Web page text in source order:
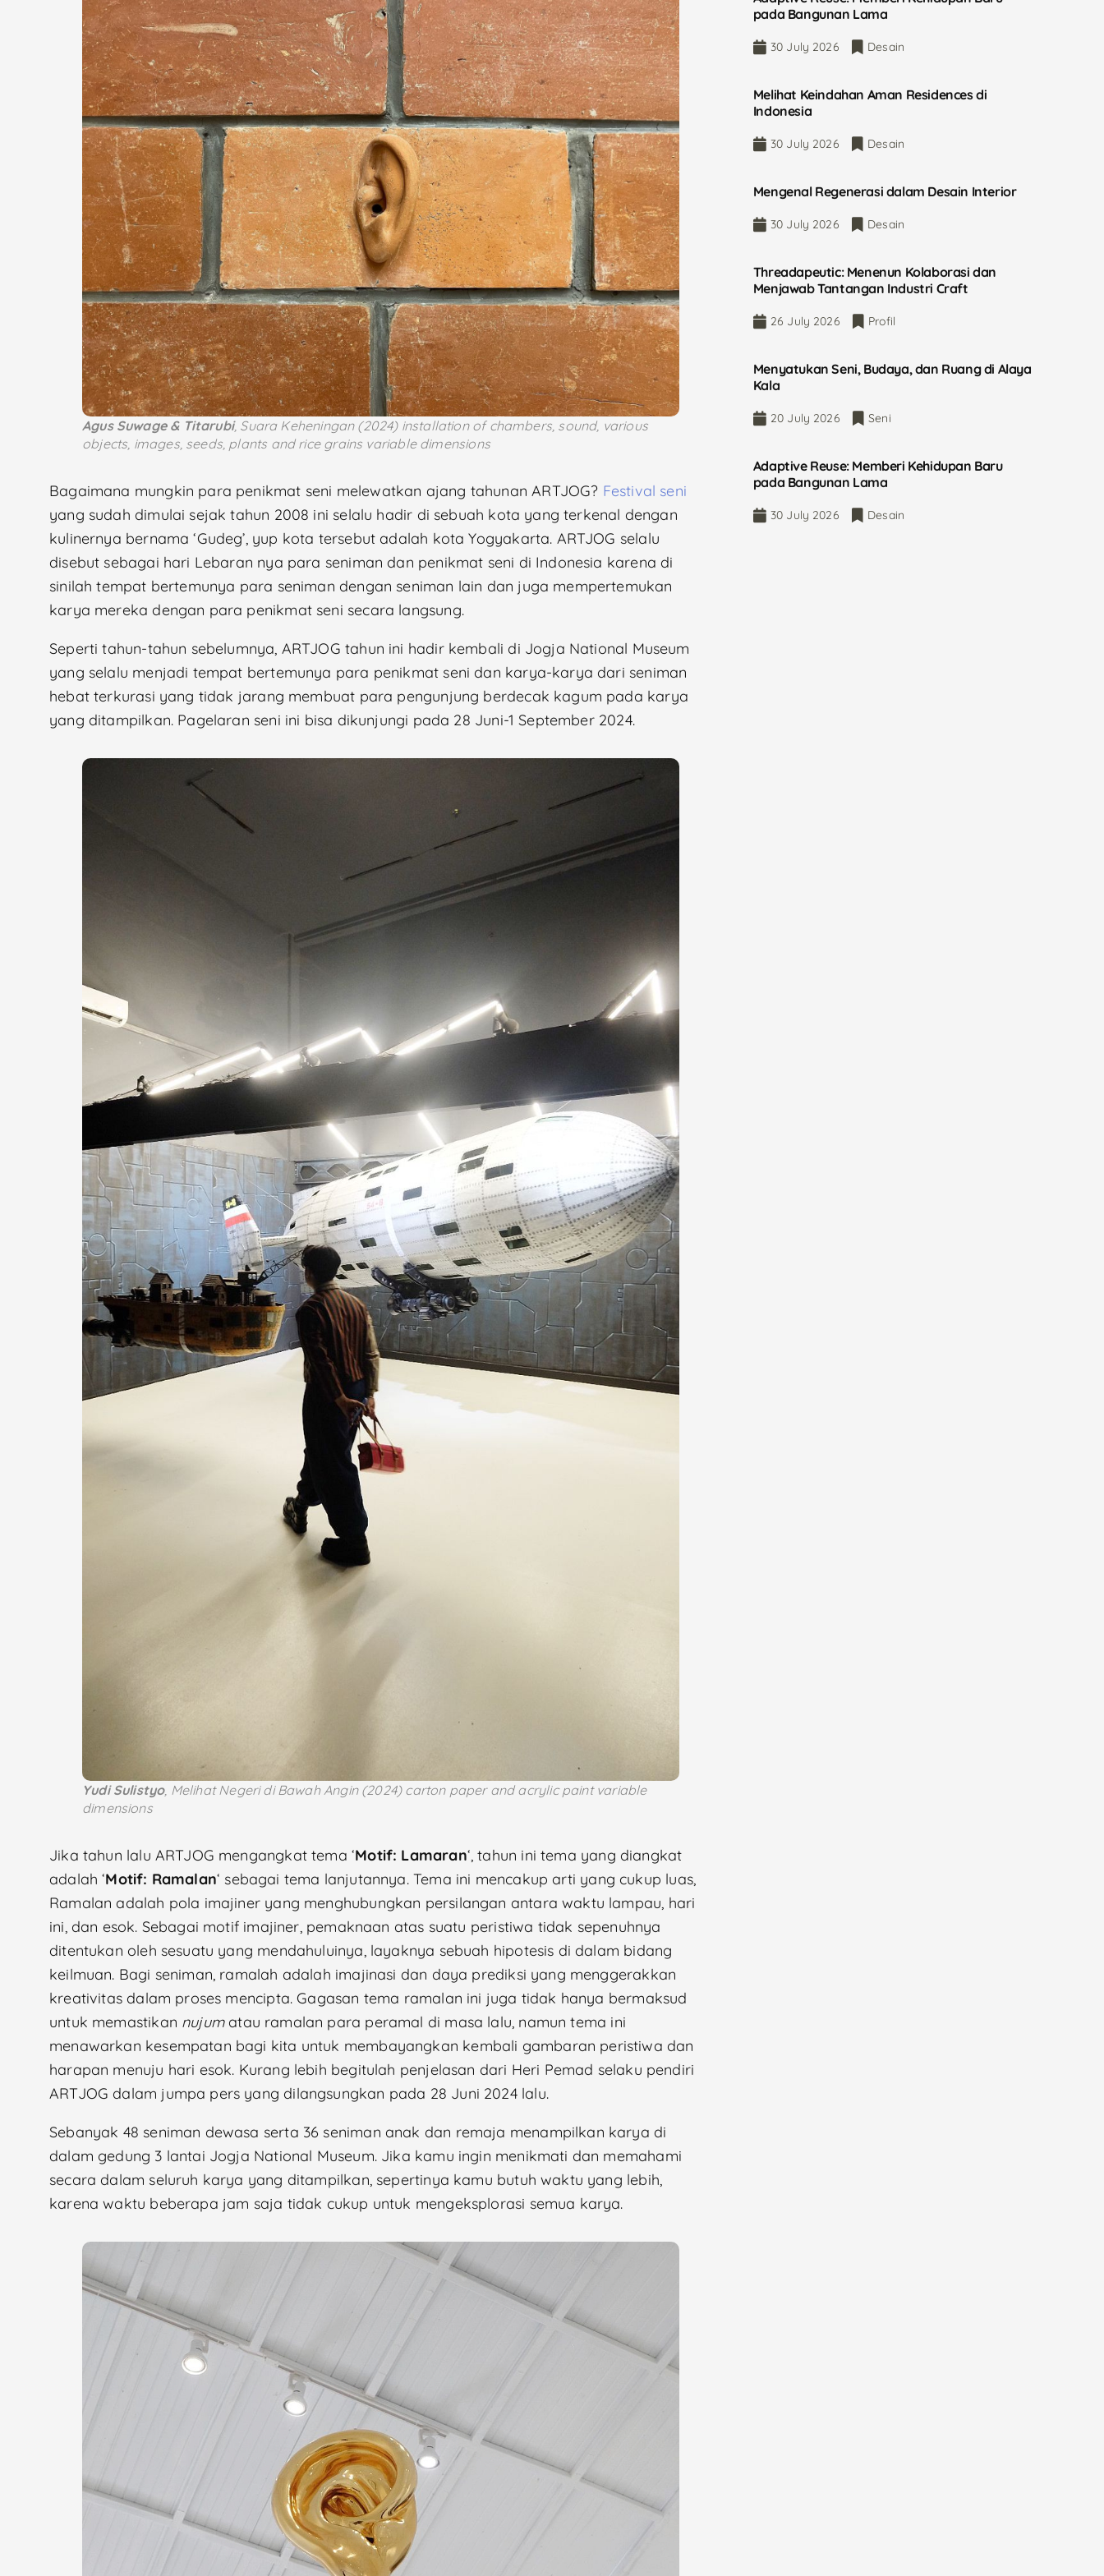
Agus Suwage & Titarubi, Suara Keheningan(2024) installation of chambers, sound, various
objects, images, seeds, plants and rice grains variable dimensions
Bagaimana mungkin para penikmat seni melewatkan ajang tahunan ARTJOG? Festival seni
yang sudah dimulai sejak tahun 2008 ini selalu hadir di sebuah kota yang terkenal dengan
kulinernya bernama ‘Gudeg’, yup kota tersebut adalah kota Yogyakarta. ARTJOG selalu
disebut sebagai hari Lebaran nya para seniman dan penikmat seni di Indonesia karena di
sinilah tempat bertemunya para seniman dengan seniman lain dan juga mempertemukan
karya mereka dengan para penikmat seni secara langsung.
Seperti tahun-tahun sebelumnya, ARTJOG tahun ini hadir kembali di Jogja National Museum
yang selalu menjadi tempat bertemunya para penikmat seni dan karya-karya dari seniman
hebat terkurasi yang tidak jarang membuat para pengunjung berdecak kagum pada karya
yang ditampilkan. Pagelaran seni ini bisa dikunjungi pada 28 Juni-1 September 2024.
Yudi Sulistyo, Melihat Negeri di Bawah Angin(2024) carton paper and acrylic paint variable
dimensions
Jika tahun lalu ARTJOG mengangkat tema ‘Motif: Lamaran‘, tahun ini tema yang diangkat
adalah ‘Motif: Ramalan‘ sebagai tema lanjutannya. Tema ini mencakup arti yang cukup luas,
Ramalan adalah pola imajiner yang menghubungkan persilangan antara waktu lampau, hari
ini, dan esok. Sebagai motif imajiner, pemaknaan atas suatu peristiwa tidak sepenuhnya
ditentukan oleh sesuatu yang mendahuluinya, layaknya sebuah hipotesis di dalam bidang
keilmuan. Bagi seniman, ramalah adalah imajinasi dan daya prediksi yang menggerakkan
kreativitas dalam proses mencipta. Gagasan tema ramalan ini juga tidak hanya bermaksud
untuk memastikan nujumatau ramalan para peramal di masa lalu, namun tema ini
menawarkan kesempatan bagi kita untuk membayangkan kembali gambaran peristiwa dan
harapan menuju hari esok. Kurang lebih begitulah penjelasan dari Heri Pemad selaku pendiri
ARTJOG dalam jumpa pers yang dilangsungkan pada 28 Juni 2024 lalu.
Sebanyak 48 seniman dewasa serta 36 seniman anak dan remaja menampilkan karya di
dalam gedung 3 lantai Jogja National Museum. Jika kamu ingin menikmati dan memahami
secara dalam seluruh karya yang ditampilkan, sepertinya kamu butuh waktu yang lebih,
karena waktu beberapa jam saja tidak cukup untuk mengeksplorasi semua karya.
pada Bangunan Lama
30 July 2026 Desain
Melihat Keindahan Aman Residences di
Indonesia
30 July 2026 Desain
Mengenal Regenerasi dalam Desain Interior
30 July 2026 Desain
Threadapeutic: Menenun Kolaborasi dan
Menjawab Tantangan Industri Craft
26 July 2026 Profil
Menyatukan Seni, Budaya, dan Ruang di Alaya
Kala
20 July 2026 Seni
Adaptive Reuse: Memberi Kehidupan Baru
pada Bangunan Lama
30 July 2026 Desain